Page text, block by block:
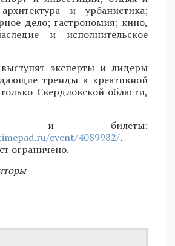
и урбанистика;
дело; гастрономия; кино,
и исполнительское
эксперты и лидеры
тренды в креативной
Свердловской области,
и билеты:
event/4089982/.
ограничено.